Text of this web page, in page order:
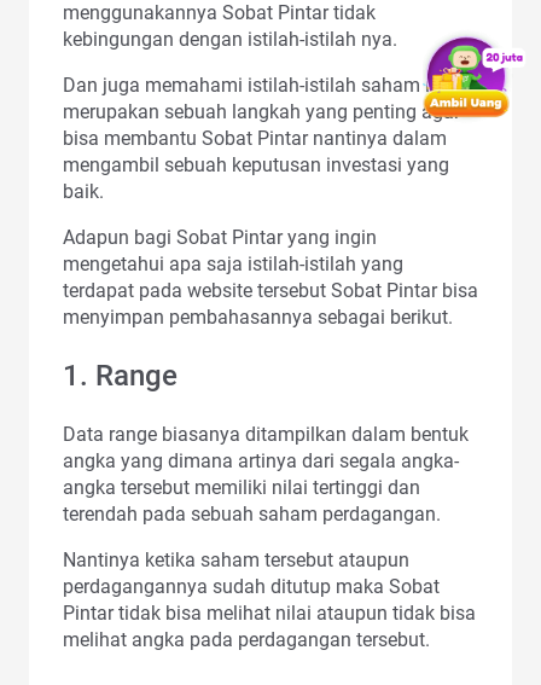
menggunakannya Sobat Pintar tidak
kebingungan dengan istilah-istilah nya.
Dan juga memahami istilah-istilah saham ini
merupakan sebuah langkah yang penting agar
bisa membantu Sobat Pintar nantinya dalam
mengambil sebuah keputusan investasi yang
baik.
Adapun bagi Sobat Pintar yang ingin
mengetahui apa saja istilah-istilah yang
terdapat pada website tersebut Sobat Pintar bisa
menyimpan pembahasannya sebagai berikut.
1. Range
Data range biasanya ditampilkan dalam bentuk
angka yang dimana artinya dari segala angka-
angka tersebut memiliki nilai tertinggi dan
terendah pada sebuah saham perdagangan.
Nantinya ketika saham tersebut ataupun
perdagangannya sudah ditutup maka Sobat
Pintar tidak bisa melihat nilai ataupun tidak bisa
melihat angka pada perdagangan tersebut.